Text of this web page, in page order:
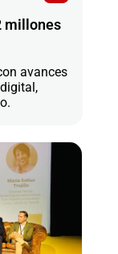
millones
avances